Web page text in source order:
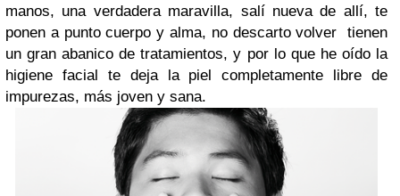
manos, una verdadera maravilla, salí nueva de allí, te
ponen a punto cuerpo y alma, no descarto volver tienen
un gran abanico de tratamientos, y por lo que he oído la
higiene facial te deja la piel completamente libre de
impurezas, más joven y sana.